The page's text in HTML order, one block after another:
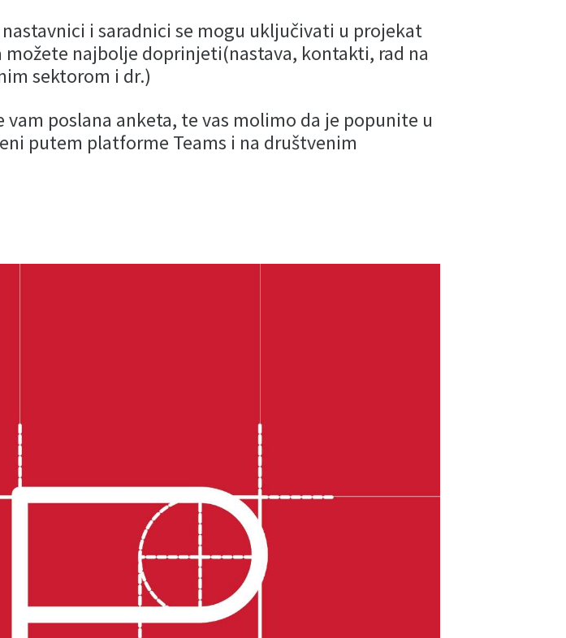
i saradnici se mogu uključivati u projekat
najbolje doprinjeti(nastava, kontakti, rad na
sektorom i dr.)
poslana anketa, te vas molimo da je popunite u
putem platforme Teams i na društvenim